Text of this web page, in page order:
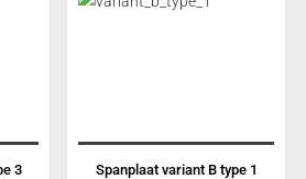
3 Spanplaat variant B type 1